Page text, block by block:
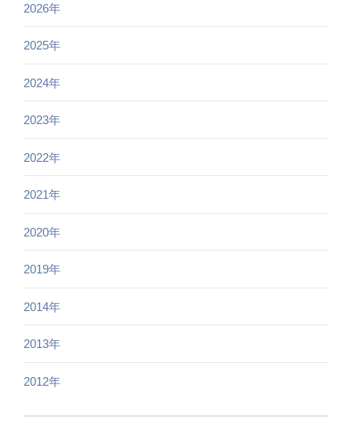
2026年
2025年
2024年
2023年
2022年
2021年
2020年
2019年
2014年
2013年
2012年